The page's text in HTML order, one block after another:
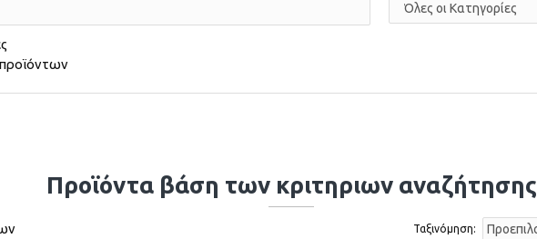
Προϊόντα βάση των κριτηριων αναζήτησης
Ταξινόμηση: